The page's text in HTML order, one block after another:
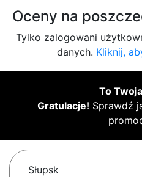
Oceny na
Tylko zalogowani
danych. Kliknij,
To
Gratulacje! Sprawdź
Słupsk